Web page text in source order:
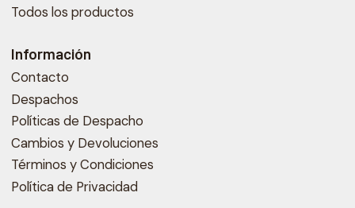
Todos los productos
Información
Contacto
Despachos
Políticas de Despacho
Cambios y Devoluciones
Términos y Condiciones
Política de Privacidad